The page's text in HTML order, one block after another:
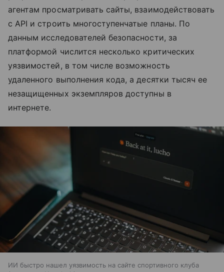
агентам просматривать сайты, взаимодействовать
с API и строить многоступенчатые планы. По
данным исследователей безопасности, за
платформой числится несколько критических
уязвимостей, в том числе возможность
удаленного выполнения кода, а десятки тысяч ее
незащищенных экземпляров доступны в
интернете.
ИИ быстро нашел уязвимость на сайте спортивного клуба